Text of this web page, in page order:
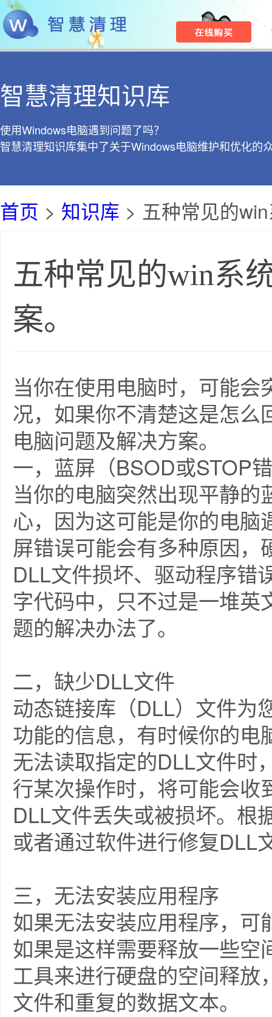
智慧清理知识库
使用Windows电脑遇到问题了吗？
智慧清理知识库集中了关于Windows电脑维护和优化的
首页 > 知识库 > 五种常见的
五种常见的win系
案。
当你在使用电脑时，可能
况，如果你不清楚这是怎
电脑问题及解决方案。
一，蓝屏（BSOD或STOP
当你的电脑突然出现平静
心，因为这可能是你的电
屏错误可能会有多种原因
DLL文件损坏、驱动程序错
字代码中，只不过是一堆
题的解决办法了。
二，缺少DLL文件
动态链接库（DLL）文件为
功能的信息，有时候你的
无法读取指定的DLL文件时
行某次操作时，将可能会
DLL文件丢失或被损坏。根
或者通过软件进行修复DLL
三，无法安装应用程序
如果无法安装应用程序，
如果是这样需要释放一些
工具来进行硬盘的空间释
文件和重复的数据文本。